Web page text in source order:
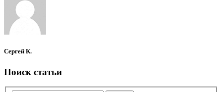
Сергей К.
Поиск статьи